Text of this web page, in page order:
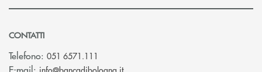
CONTATTI
Telefono: 051 6571.111
E-mail: info@bancadibologna.it(si apre l’app di posta elettronica)